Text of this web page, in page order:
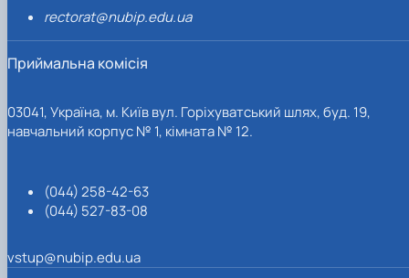
rectorat@nubip.edu.ua
Приймальна комісія
03041, Україна, м. Київ вул. Горіхуватський шлях, буд. 19,
навчальний корпус № 1, кімната № 12.
(044) 258-42-63
(044) 527-83-08
vstup@nubip.edu.ua